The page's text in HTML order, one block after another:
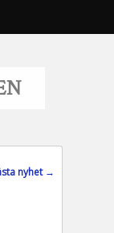
nyhet →